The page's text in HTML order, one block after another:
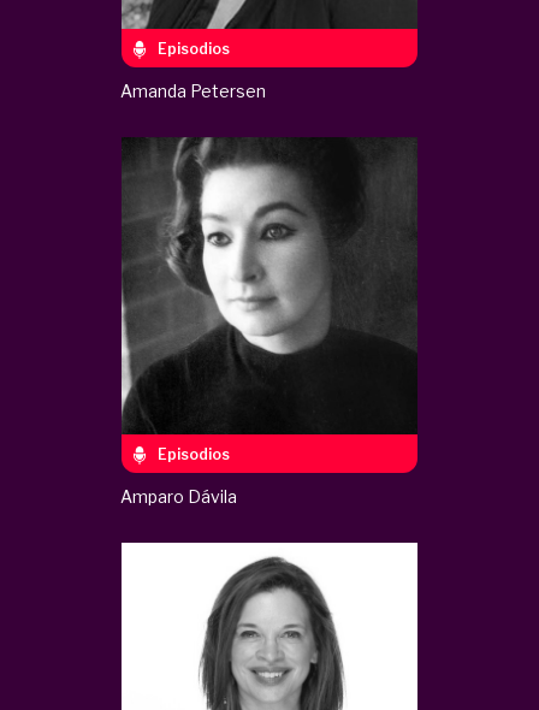
Episodios
Amanda Petersen
Episodios
Amparo Dávila